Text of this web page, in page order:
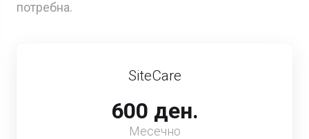
потребна.
SiteCare
600 ден.
Месечно